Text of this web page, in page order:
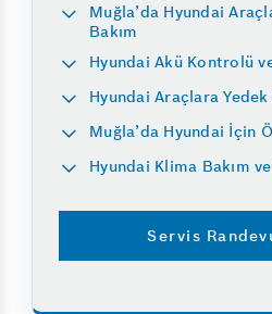
Muğla’da Hyundai
Bakım
Hyundai Akü Kontrolü
Hyundai Araçlara
Muğla’da Hyundai İçin
Hyundai Klima Bakım
Servis